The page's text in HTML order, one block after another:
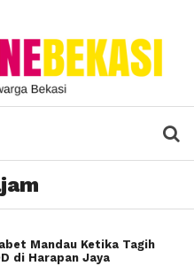
Mandau Ketika Tagih
di Harapan Jaya